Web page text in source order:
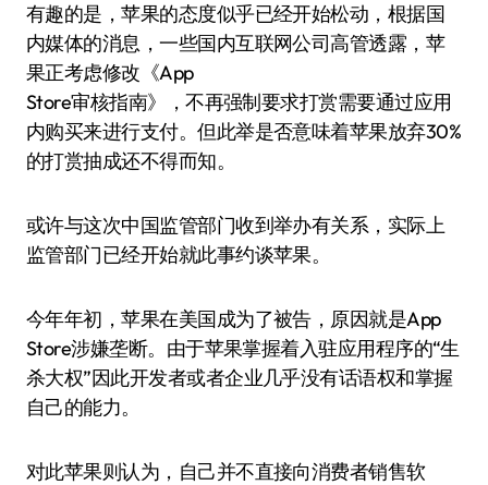
有趣的是，苹果的态度似乎已经开始松动，根据国
内媒体的消息，一些国内互联网公司高管透露，苹
果正考虑修改《App
Store审核指南》，不再强制要求打赏需要通过应用
内购买来进行支付。但此举是否意味着苹果放弃30%
的打赏抽成还不得而知。
或许与这次中国监管部门收到举办有关系，实际上
监管部门已经开始就此事约谈苹果。
今年年初，苹果在美国成为了被告，原因就是App
Store涉嫌垄断。由于苹果掌握着入驻应用程序的“生
杀大权”因此开发者或者企业几乎没有话语权和掌握
自己的能力。
对此苹果则认为，自己并不直接向消费者销售软